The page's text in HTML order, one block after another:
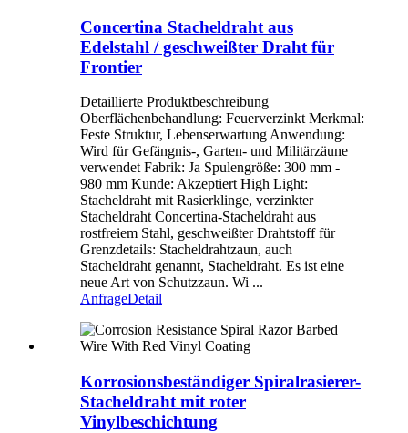
Concertina Stacheldraht aus
Edelstahl / geschweißter Draht für
Frontier
Detaillierte Produktbeschreibung
Oberflächenbehandlung: Feuerverzinkt Merkmal:
Feste Struktur, Lebenserwartung Anwendung:
Wird für Gefängnis-, Garten- und Militärzäune
verwendet Fabrik: Ja Spulengröße: 300 mm -
980 mm Kunde: Akzeptiert High Light:
Stacheldraht mit Rasierklinge, verzinkter
Stacheldraht Concertina-Stacheldraht aus
rostfreiem Stahl, geschweißter Drahtstoff für
Grenzdetails: Stacheldrahtzaun, auch
Stacheldraht genannt, Stacheldraht. Es ist eine
neue Art von Schutzzaun. Wi ...
AnfrageDetail
Korrosionsbeständiger Spiralrasierer-
Stacheldraht mit roter
Vinylbeschichtung